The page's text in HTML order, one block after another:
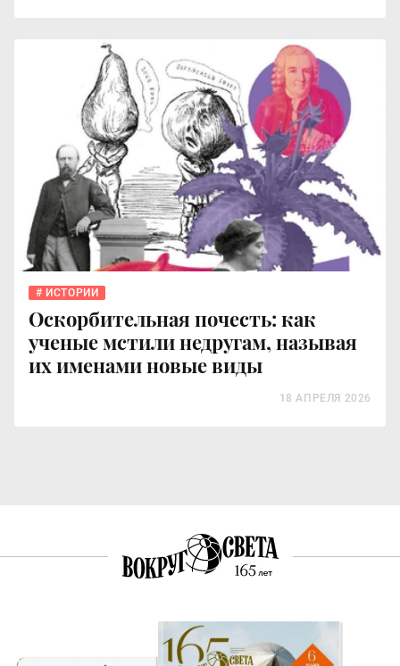
ИСТОРИИ
Оскорбительная почесть: как
ученые мстили недругам, называя
их именами новые виды
18 АПРЕЛЯ 2026